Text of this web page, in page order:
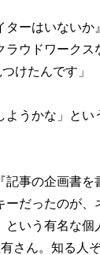
ターはいない
ウドワークス
けたんです」
うかな」とい
事の企画書を
だったのが、
いう有名な個
さん。知る人